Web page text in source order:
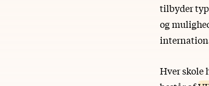
tilbyder
og
Hver skole